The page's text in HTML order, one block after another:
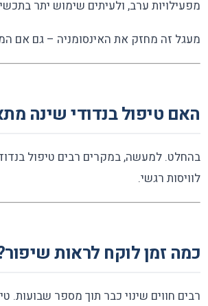
מפעילויות ערב, ולעיתים שימוש יתר
מעגל זה מחזק את האינסומניה – גם אם
האם טיפול בנדודי שינה
בהחלט. למעשה, במקרים רבים טיפול
לוויסות רגשי.
כמה זמן לוקח לראות
רבים חווים שינוי כבר תוך מספר שבועות.